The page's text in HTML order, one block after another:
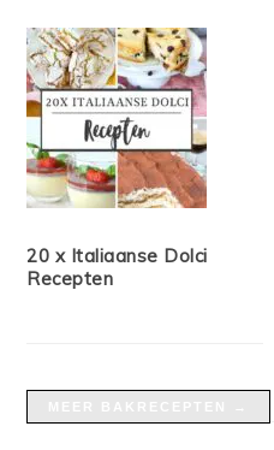
20 x Italiaanse Dolci
Recepten